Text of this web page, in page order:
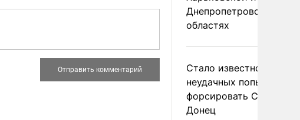
Днепропетровской
областях
Стало известно о
неудачных попытках
форсировать
Донец